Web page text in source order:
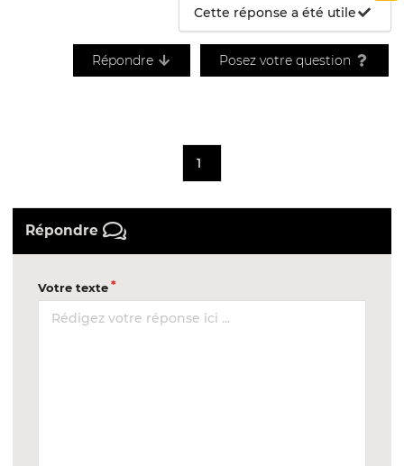
Cette réponse a été utile
Répondre Posez votre question
1
Répondre
Votre texte